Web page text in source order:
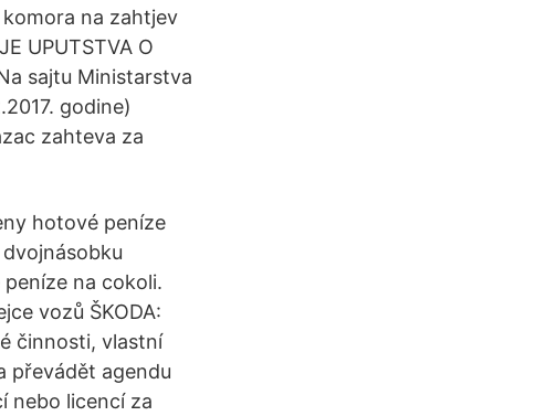
na zahtjev
UPUTSTVA O
sajtu Ministarstva
godine)
zahteva za
hotové peníze
na cokoli.
vozů ŠKODA:
činnosti, vlastní
převádět agendu
nebo licencí za